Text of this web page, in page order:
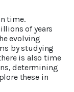
time.
of years
evolving
by studying
is also time
determining
these in